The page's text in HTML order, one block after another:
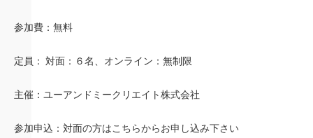
参加費：無料
定員： 対面：６名、オンライン：無制限
主催：ユーアンドミークリエイト株式会社
参加申込：対面の方はこちらからお申し込み下さい